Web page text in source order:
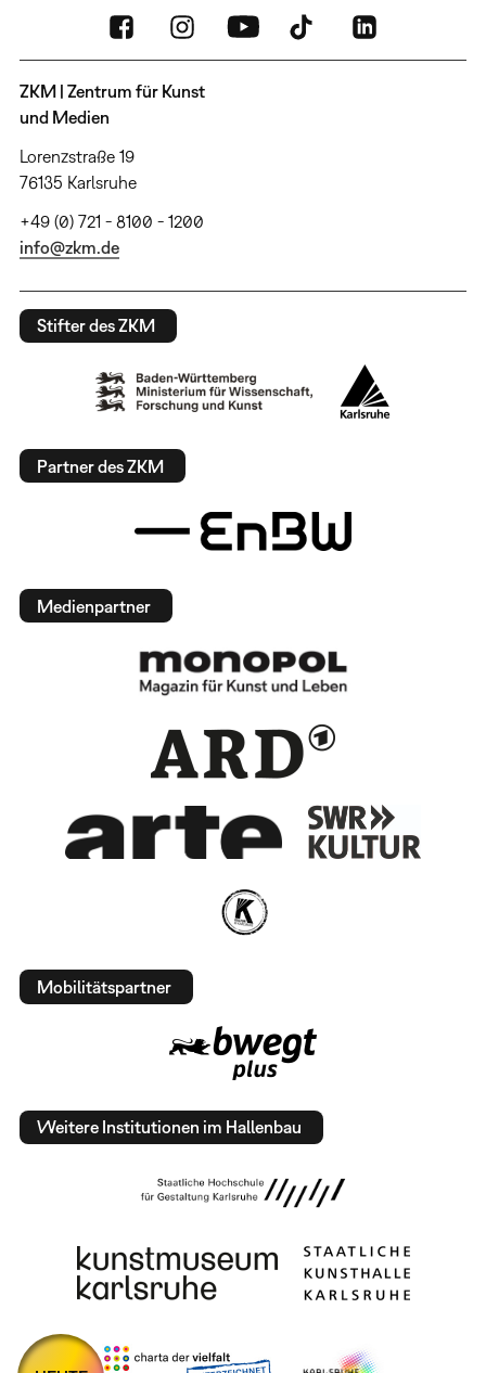
ZKM | Zentrum für Kunst
und Medien
Lorenzstraße 19
76135 Karlsruhe
+49 (0) 721 - 8100 - 1200
info@zkm.de
Stifter des ZKM
Partner des ZKM
Medienpartner
Mobilitätspartner
Weitere Institutionen im Hallenbau